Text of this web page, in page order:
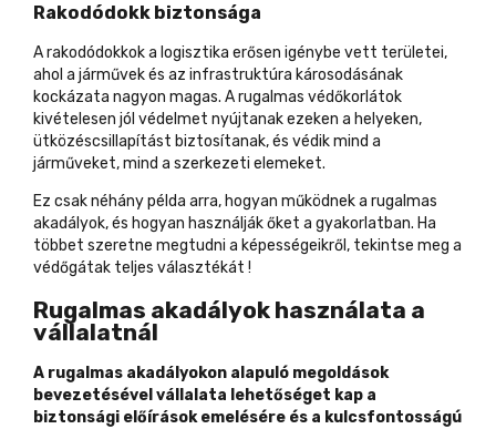
Rakodódokk biztonsága
A rakodódokkok a logisztika erősen igénybe vett területei,
ahol a járművek és az infrastruktúra károsodásának
kockázata nagyon magas. A rugalmas védőkorlátok
kivételesen jól védelmet nyújtanak ezeken a helyeken,
ütközéscsillapítást biztosítanak, és védik mind a
járműveket, mind a szerkezeti elemeket.
Ez csak néhány példa arra, hogyan működnek a rugalmas
akadályok, és hogyan használják őket a gyakorlatban. Ha
többet szeretne megtudni a képességeikről, tekintse meg a
védőgátak teljes választékát !
Rugalmas akadályok használata a
vállalatnál
A rugalmas akadályokon alapuló megoldások
bevezetésével vállalata lehetőséget kap a
biztonsági előírások emelésére és a kulcsfontosságú